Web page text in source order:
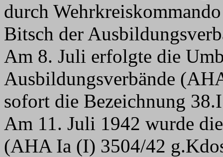
durch
Bitsch der
Am 8. Juli erfolgte die
Ausbildungsverbände
sofort die Bezeichnung
Am 11. Juli 1942 wurde
(AHA Ia (I) 3504/42